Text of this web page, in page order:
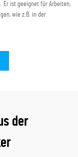
Er ist geeignet für Arbeiten,
wie z.B. in der
der